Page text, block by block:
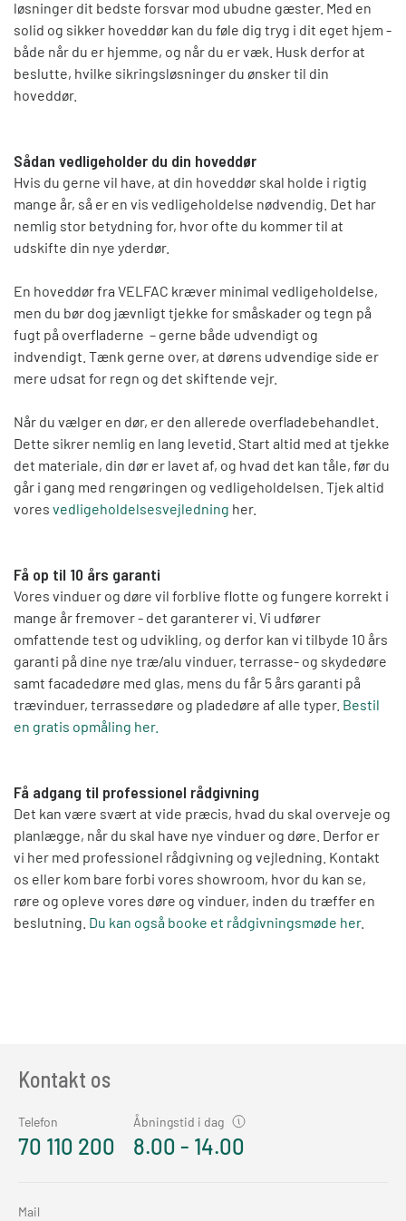
løsninger dit bedste forsvar mod ubudne gæster. Med en
solid og sikker hoveddør kan du føle dig tryg i dit eget hjem -
både når du er hjemme, og når du er væk. Husk derfor at
beslutte, hvilke sikringsløsninger du ønsker til din
hoveddør.
Sådan vedligeholder du din hoveddør
Hvis du gerne vil have, at din hoveddør skal holde i rigtig
mange år, så er en vis vedligeholdelse nødvendig. Det har
nemlig stor betydning for, hvor ofte du kommer til at
udskifte din nye yderdør.
En hoveddør fra VELFAC kræver minimal vedligeholdelse,
men du bør dog jævnligt tjekke for småskader og tegn på
fugt på overfladerne – gerne både udvendigt og
indvendigt. Tænk gerne over, at dørens udvendige side er
mere udsat for regn og det skiftende vejr.
Når du vælger en dør, er den allerede overfladebehandlet.
Dette sikrer nemlig en lang levetid. Start altid med at tjekke
det materiale, din dør er lavet af, og hvad det kan tåle, før du
går i gang med rengøringen og vedligeholdelsen. Tjek altid
vores vedligeholdelsesvejledning her.
Få op til 10 års garanti
Vores vinduer og døre vil forblive flotte og fungere korrekt i
mange år fremover - det garanterer vi. Vi udfører
omfattende test og udvikling, og derfor kan vi tilbyde 10 års
garanti på dine nye træ/alu vinduer, terrasse- og skydedøre
samt facadedøre med glas, mens du får 5 års garanti på
trævinduer, terrassedøre og pladedøre af alle typer. Bestil
en gratis opmåling her.
Få adgang til professionel rådgivning
Det kan være svært at vide præcis, hvad du skal overveje og
planlægge, når du skal have nye vinduer og døre. Derfor er
vi her med professionel rådgivning og vejledning. Kontakt
os eller kom bare forbi vores showroom, hvor du kan se,
røre og opleve vores døre og vinduer, inden du træffer en
beslutning. Du kan også booke et rådgivningsmøde her.
Kontakt os
Telefon
70 110 200
Åbningstid i dag
8.00 - 14.00
Mail